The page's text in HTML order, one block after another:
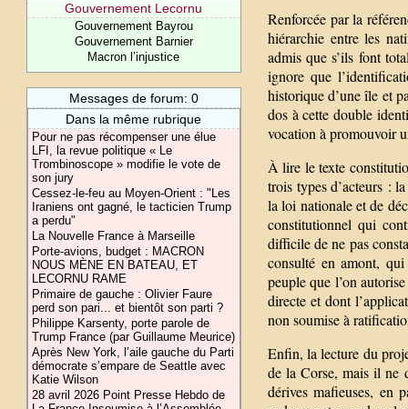
Gouvernement Lecornu
Gouvernement Bayrou
Gouvernement Barnier
Macron l’injustice
Messages de forum: 0
Dans la même rubrique
Pour ne pas récompenser une élue
LFI, la revue politique « Le
Trombinoscope » modifie le vote de
son jury
Cessez-le-feu au Moyen-Orient : "Les
Iraniens ont gagné, le tacticien Trump
a perdu"
La Nouvelle France à Marseille
Porte-avions, budget : MACRON
NOUS MÈNE EN BATEAU, ET
LECORNU RAME
Primaire de gauche : Olivier Faure
perd son pari... et bientôt son parti ?
Philippe Karsenty, porte parole de
Trump France (par Guillaume Meurice)
Après New York, l’aile gauche du Parti
démocrate s’empare de Seattle avec
Katie Wilson
28 avril 2026 Point Presse Hebdo de
Renforcée par la
hiérarchie entre les
admis que s’ils font
ignore que
historique d’une île et
dos à cette double
vocation à promouvoir
À lire le texte
trois types d’acteurs :
la loi nationale et de
constitutionnel qui
difficile de ne pas
consulté en amont,
peuple que l’on
directe et dont
non soumise à
Enfin, la lecture du
de la Corse, mais il ne
dérives mafieuses, en